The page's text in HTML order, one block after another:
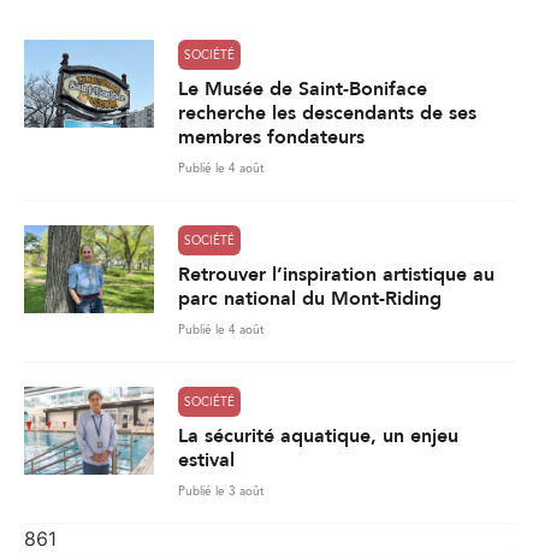
SOCIÉTÉ
Le Musée de Saint-Boniface
recherche les descendants de ses
membres fondateurs
Publié le 4 août
SOCIÉTÉ
Retrouver l’inspiration artistique au
parc national du Mont-Riding
Publié le 4 août
SOCIÉTÉ
La sécurité aquatique, un enjeu
estival
Publié le 3 août
861